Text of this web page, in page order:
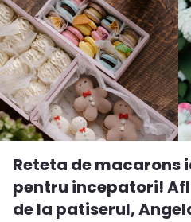
Reteta de macarons
pentru incepatori!
de la patiserul,